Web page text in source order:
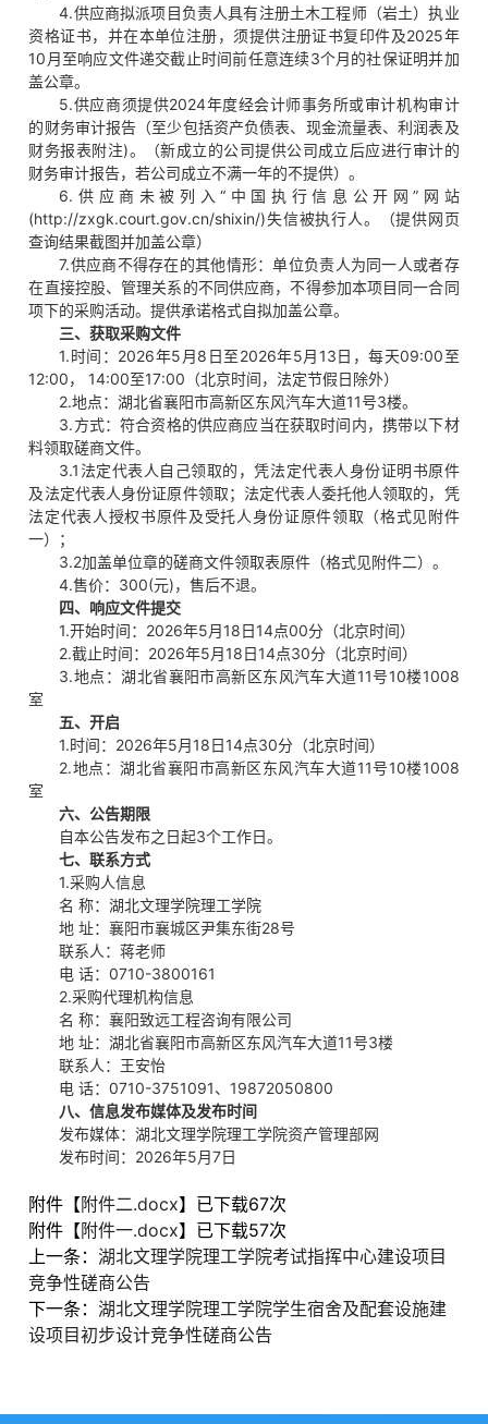
4.供应商拟派项目负责人具有注册土木工程师（岩土）执业
资格证书，并在本单位注册，须提供注册证书复印件及2025年
10月至响应文件递交截止时间前任意连续3个月的社保证明并加
盖公章。
5.供应商须提供2024年度经会计师事务所或审计机构审计
的财务审计报告（至少包括资产负债表、现金流量表、利润表及
财务报表附注)。（新成立的公司提供公司成立后应进行审计的
财务审计报告，若公司成立不满一年的不提供）。
6.供应商未被列入“中国执行信息公开网”网站
(http://zxgk.court.gov.cn/shixin/)失信被执行人。（提供网页
查询结果截图并加盖公章）
7.供应商不得存在的其他情形：单位负责人为同一人或者存
在直接控股、管理关系的不同供应商，不得参加本项目同一合同
项下的采购活动。提供承诺格式自拟加盖公章。
三、获取采购文件
1.时间：2026年5月8日至2026年5月13日，每天09:00至
12:00， 14:00至17:00（北京时间，法定节假日除外）
2.地点：湖北省襄阳市高新区东风汽车大道11号3楼。
3.方式：符合资格的供应商应当在获取时间内，携带以下材
料领取磋商文件。
3.1法定代表人自己领取的，凭法定代表人身份证明书原件
及法定代表人身份证原件领取；法定代表人委托他人领取的，凭
法定代表人授权书原件及受托人身份证原件领取（格式见附件
一）；
3.2加盖单位章的磋商文件领取表原件（格式见附件二）。
4.售价：300(元)，售后不退。
四、 响应文件提交
1.开始时间：2026年5月18日14点00分（北京时间）
2.截止时间：2026年5月18日14点30分（北京时间）
3.地点：湖北省襄阳市高新区东风汽车大道11号10楼1008
室
五、开启
1.时间：2026年5月18日14点30分（北京时间）
2.地点：湖北省襄阳市高新区东风汽车大道11号10楼1008
室
六、公告期限
自本公告发布之日起3个工作日。
七、联系方式
1.采购人信息
名 称：湖北文理学院理工学院
地 址：襄阳市襄城区尹集东街28号
联系人：蒋老师
电 话：0710-3800161
2.采购代理机构信息
名 称：襄阳致远工程咨询有限公司
地 址：湖北省襄阳市高新区东风汽车大道11号3楼
联系人：王安怡
电 话：0710-3751091、19872050800
八、信息发布媒体及发布时间
发布媒体：湖北文理学院理工学院资产管理部网
发布时间：2026年5月7日
附件【附件二.docx】已下载67次
附件【附件一.docx】已下载57次
上一条：湖北文理学院理工学院考试指挥中心建设项目
竞争性磋商公告
下一条：湖北文理学院理工学院学生宿舍及配套设施建
设项目初步设计竞争性磋商公告